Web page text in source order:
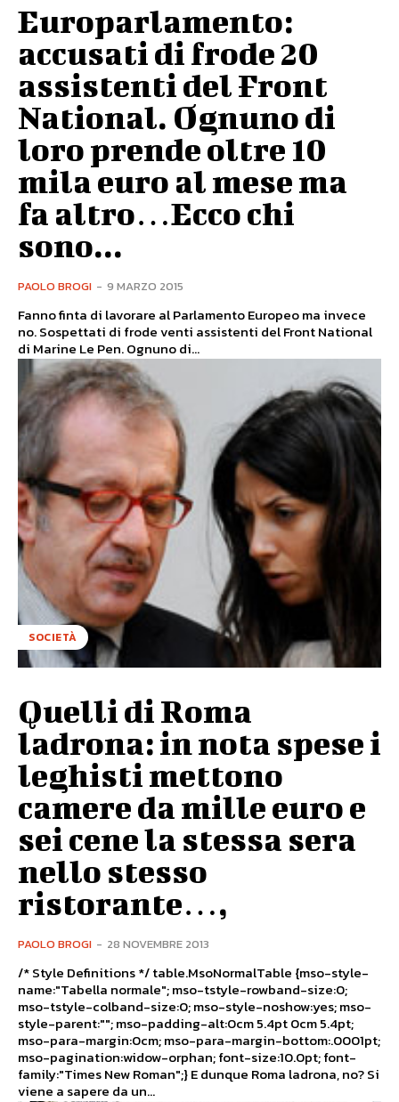
Europarlamento:
accusati di frode 20
assistenti del Front
National. Ognuno di
loro prende oltre 10
mila euro al mese ma
fa altro…Ecco chi
sono...
PAOLO BROGI - 9 MARZO 2015
Fanno finta di lavorare al Parlamento Europeo ma invece
no. Sospettati di frode venti assistenti del Front National
di Marine Le Pen. Ognuno di...
SOCIETÀ
Quelli di Roma
ladrona: in nota spese i
leghisti mettono
camere da mille euro e
sei cene la stessa sera
nello stesso
ristorante…,
PAOLO BROGI - 28 NOVEMBRE 2013
/* Style Definitions */ table.MsoNormalTable {mso-style-
name:"Tabella normale"; mso-tstyle-rowband-size:0;
mso-tstyle-colband-size:0; mso-style-noshow:yes; mso-
style-parent:""; mso-padding-alt:0cm 5.4pt 0cm 5.4pt;
mso-para-margin:0cm; mso-para-margin-bottom:.0001pt;
mso-pagination:widow-orphan; font-size:10.0pt; font-
family:"Times New Roman";} E dunque Roma ladrona, no? Si
viene a sapere da un...